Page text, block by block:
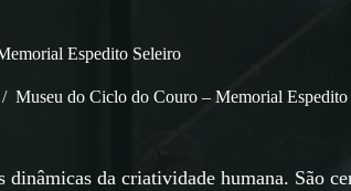
Espedito Seleiro
/ Museu do Ciclo do Couro – Memorial Espedito
dinâmicas da criatividade humana. São